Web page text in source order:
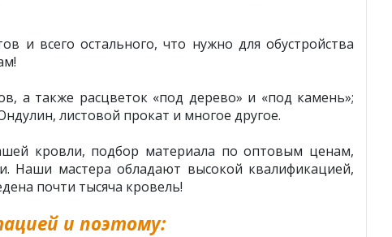
и всего остального, что нужно для обустройства
а также расцветок «под дерево» и «под камень»;
листовой прокат и многое другое.
кровли, подбор материала по оптовым ценам,
Наши мастера обладают высокой квалификацией,
почти тысяча кровель!
и поэтому: